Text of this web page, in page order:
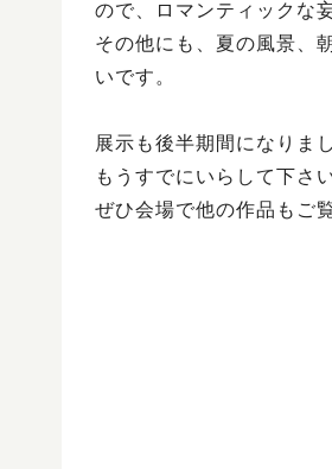
ので、ロマンティックな
その他にも、夏の風景、
いです。
展示も後半期間になりま
もうすでにいらして下さ
ぜひ会場で他の作品もご